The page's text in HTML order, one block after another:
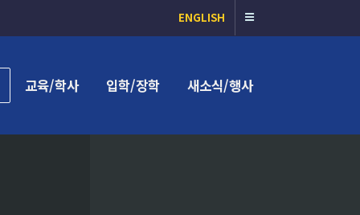
ENGLISH
교육/학사 입학/장학 새소식/행사